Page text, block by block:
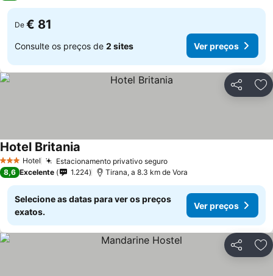
De € 81
Consulte os preços de 2 sites Ver preços
Partilhar
3 EstrelasHotel Estacionamento privativo seguro
Hotel Britania
8,6 Excelente 1.224 Tirana, a 8.3 km de Vora
Selecione as datas para ver os preços
exatos.
Ver preços
Partilhar